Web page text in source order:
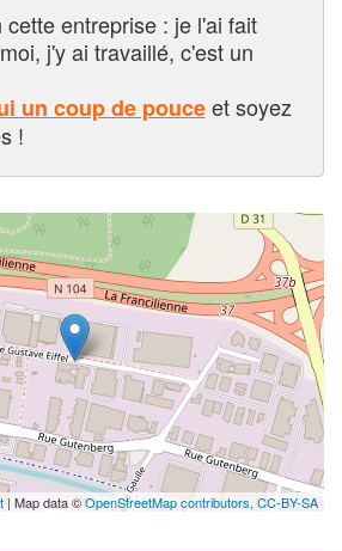
entreprise : je l'ai fait
j'y ai travaillé, c'est un
un coup de pouceet soyez
!
| Map data ©OpenStreetMap contributors, CC-BY-SA